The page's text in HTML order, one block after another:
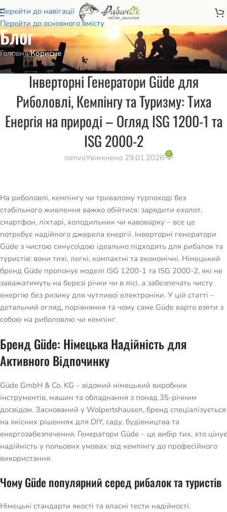
Перейти до навігації
Перейти до основного вмісту
Блог
Головна/Корисне
КОРИСНЕ,ТЕХНОЛОГІЇ
Інверторні Генератори Güde для
Риболовлі, Кемпінгу та Туризму: Тиха
Енергія на природі – Огляд ISG 1200-1 та
ISG 2000-2
romvoУвімкнено 29.01.2026 0
На риболовлі, кемпінгу чи тривалому турпоході без
стабільного живлення важко обійтися: зарядити ехолот,
смартфон, ліхтарі, холодильник чи кавоварку – все це
потребує надійного джерела енергії. Інверторні генератори
Güde з чистою синусоїдою ідеально підходять для рибалок та
туристів: вони тихі, легкі, компактні та економічні. Німецький
бренд Güde пропонує моделі ISG 1200-1 та ISG 2000-2, які не
заважатимуть на березі річки чи в лісі, а забезпечать чисту
енергію без ризику для чутливої електроніки. У цій статті –
детальний огляд, порівняння та чому саме Güde варто взяти з
собою на риболовлю чи кемпінг.
Бренд Güde: Німецька Надійність для
Активного Відпочинку
Güde GmbH & Co. KG – відомий німецький виробник
інструментів, машин та обладнання з понад 35-річним
досвідом. Заснований у Wolpertshausen, бренд спеціалізується
на якісних рішеннях для DIY, саду, будівництва та
енергозабезпечення. Генератори Güde – це вибір тих, хто цінує
надійність у польових умовах: від кемпінгу до професійного
використання.
Чому Güde популярний серед рибалок та туристів
Німецькі стандарти якості та власні тести надійності.